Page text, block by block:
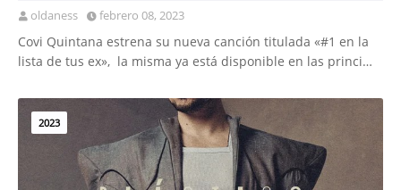
oldaness febrero 08, 2023
Covi Quintana estrena su nueva canción titulada «#1 en la
lista de tus ex», la misma ya está disponible en las princi…
2023